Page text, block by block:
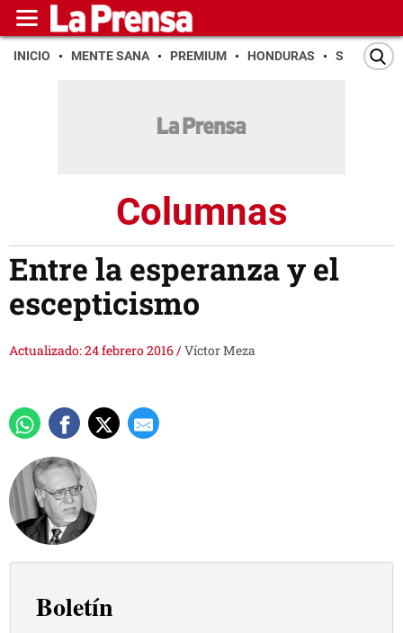
INICIO MENTE SANA PREMIUM HONDURAS SAN PEDRO
Columnas
Entre la esperanza y el
escepticismo
Actualizado: 24 febrero 2016/Víctor Meza
Boletín